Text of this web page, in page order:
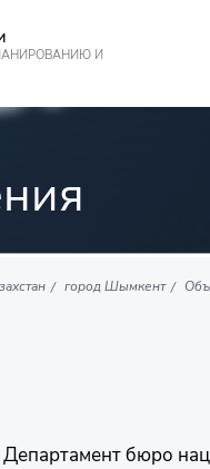
И
город Шымкент
бюро